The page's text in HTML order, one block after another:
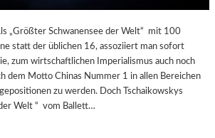
„Größter Schwanensee der Welt“ mit 100
statt der üblichen 16, assoziiert man sofort
zum wirtschaftlichen Imperialismus auch noch
dem Motto Chinas Nummer 1 in allen Bereichen
zu werden. Doch Tschaikowskys
Welt “ vom Ballett…